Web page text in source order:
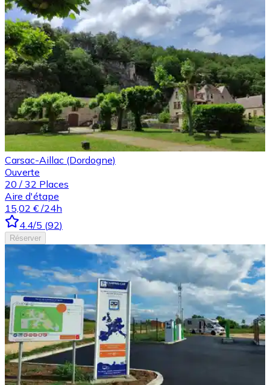
Carsac-Aillac (Dordogne)
Ouverte
20 / 32 Places
Aire d'étape
15,02 € /24h
4.4/5 (92)
Réserver